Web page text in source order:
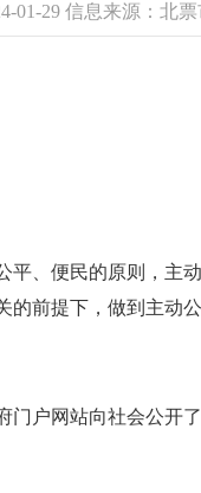
01-29 信息来源：北
平、便民的原则，主
前提下，做到主动
门户网站向社会公开